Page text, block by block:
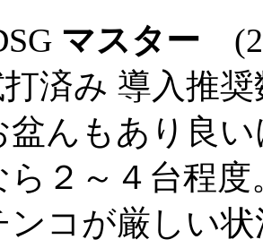
マスター
済み 導入推
盆んもあり良
ら２～４台程度
ンコが厳しい